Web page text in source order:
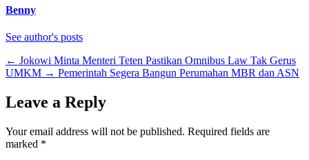
Benny
See author's posts
← Jokowi Minta Menteri Teten Pastikan Omnibus Law Tak Gerus
UMKM → Pemerintah Segera Bangun Perumahan MBR dan ASN
Leave a Reply
Your email address will not be published. Required fields are
marked *